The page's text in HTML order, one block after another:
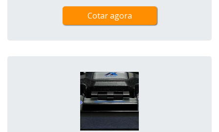
Cotar agora